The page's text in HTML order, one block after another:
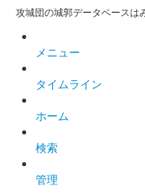
攻城団の城郭データベースは
メニュー
タイムライン
ホーム
検索
管理